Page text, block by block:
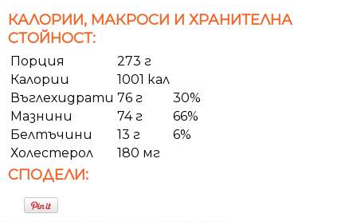
КАЛОРИИ, МАКРОСИ И ХРАНИТЕЛНА
СТОЙНОСТ:
Порция
273 г
Калории
1001 кал
Въглехидрати 76 г
30%
Мазнини
74 г
66%
Белтъчини
13 г
6%
Холестерол
180 мг
СПОДЕЛИ: